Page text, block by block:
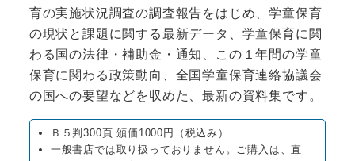
育の実施状況調査の調査報告をはじめ、学童保育
の現状と課題に関する最新データ、学童保育に関
わる国の法律・補助金・通知、この１年間の学童
保育に関わる政策動向、全国学童保育連絡協議会
の国への要望などを収めた、最新の資料集です。
Ｂ５判300頁 頒価1000円（税込み）
一般書店では取り扱っておりません。ご購入は、直